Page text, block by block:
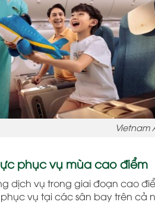
Vietnam
phục vụ mùa cao điểm
dịch vụ trong giai đoạn cao
vụ tại các sân bay trên cả